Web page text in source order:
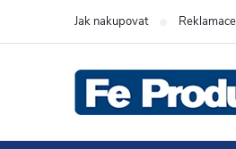
Jak nakupovat